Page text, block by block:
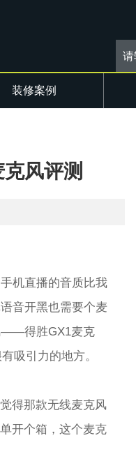
装修案例
风评测
机直播的音质比我
音开黑也需要个麦
——得胜GX1麦克
吸引力的地方。
得那款无线麦克风
开个箱，这个麦克
着“难”字 家电厂商...